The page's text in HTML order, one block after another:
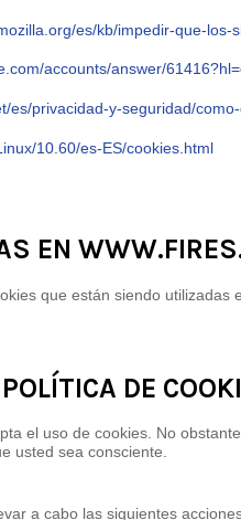
es/kb/impedir-que-los-
accounts/answer/
es/privacidad-y-seguridad/
10.60/es-ES/cookies.html
EN
que están siendo
DE
el uso de cookies. No
usted sea consciente.
a cabo las siguientes